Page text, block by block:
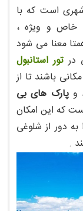
است که با
خاص و ویژه ،
معنا می شود
در تور استانبول
باشند تا از
وپارک های بی
که این امکان
به دور از شلوغی
.